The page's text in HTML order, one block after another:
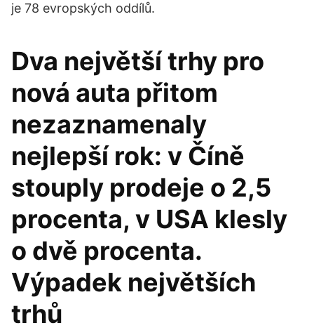
je 78 evropských oddílů.
Dva největší trhy pro
nová auta přitom
nezaznamenaly
nejlepší rok: v Číně
stouply prodeje o 2,5
procenta, v USA klesly
o dvě procenta.
Výpadek největších
trhů